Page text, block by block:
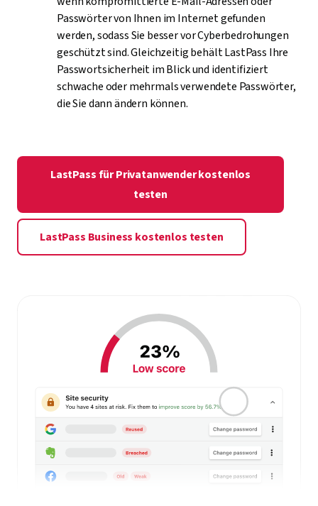
Passwörter von Ihnen im Internet gefunden
werden, sodass Sie besser vor Cyberbedrohungen
geschützt sind. Gleichzeitig behält LastPass Ihre
Passwortsicherheit im Blick und identifiziert
schwache oder mehrmals verwendete Passwörter,
die Sie dann ändern können.
LastPass für Privatanwender kostenlos
testen
LastPass Business kostenlos testen